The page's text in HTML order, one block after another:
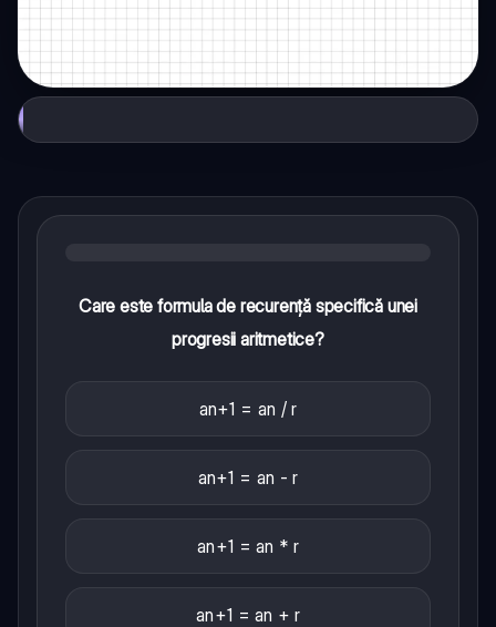
Care este formula de recurență specifică unei
progresii aritmetice?
an+1 = an / r
an+1 = an - r
an+1 = an * r
an+1 = an + r